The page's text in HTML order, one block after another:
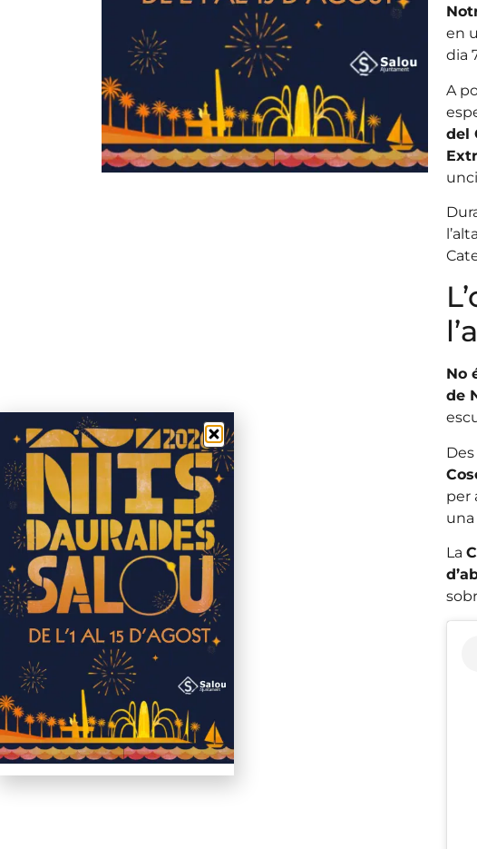
en
dia
A
del
No
de
per
una
La